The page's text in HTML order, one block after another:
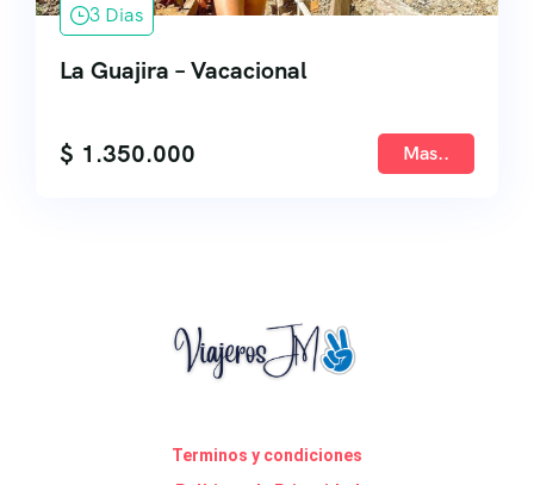
3 Dias
La Guajira – Vacacional
$ 1.350.000 Mas..
Terminos y condiciones